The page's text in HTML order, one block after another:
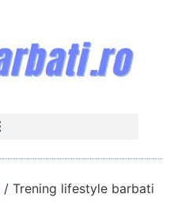
/ Trening lifestyle barbati